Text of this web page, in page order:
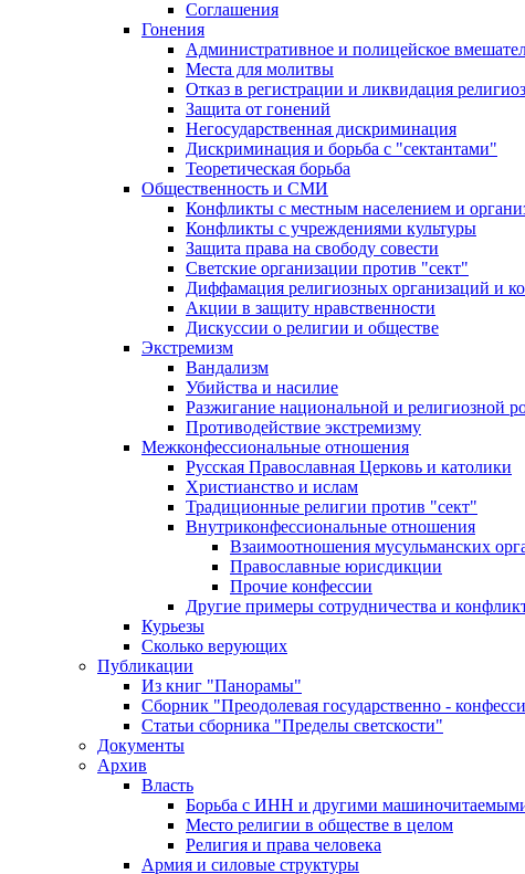
Соглашения
Гонения
Административное и полицейское
Места для молитвы
Отказ в регистрации и ликвидация
Защита от гонений
Негосударственная дискриминация
Дискриминация и борьба с "сектантами"
Теоретическая борьба
Общественность и СМИ
Конфликты с местным населением и
Конфликты с учреждениями культуры
Защита права на свободу совести
Светские организации против "сект"
Диффамация религиозных организаций и
Акции в защиту нравственности
Дискуссии о религии и обществе
Экстремизм
Вандализм
Убийства и насилие
Разжигание национальной и религиозной
Противодействие экстремизму
Межконфессиональные отношения
Русская Православная Церковь и католики
Христианство и ислам
Традиционные религии против "сект"
Внутриконфессиональные отношения
Взаимоотношения мусульманских
Православные юрисдикции
Прочие конфессии
Другие примеры сотрудничества и
Курьезы
Сколько верующих
Публикации
Из книг "Панорамы"
Сборник "Преодолевая государственно -
Статьи сборника "Пределы светскости"
Документы
Архив
Власть
Борьба с ИНН и другими
Место религии в обществе в целом
Религия и права человека
Армия и силовые структуры